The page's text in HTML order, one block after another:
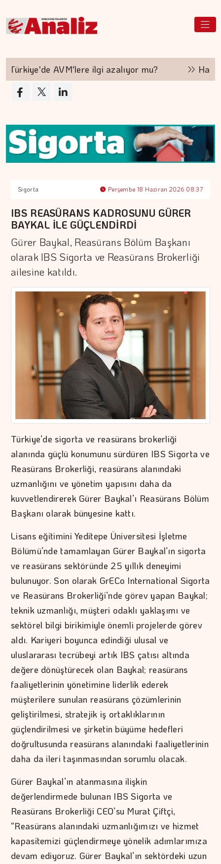
AVM'lere ilgi azalıyor mu? Hakan
Sigorta Perşembe 18 Haziran 2026 08:37
IBS REASÜRANS KADROSUNU GÜRER
BAYKAL İLE GÜÇLENDİRDİ
Gürer Baykal, Reasürans Bölüm Başkanı
olarak IBS Sigorta ve Reasürans Brokerliği
ailesine katıldı.
Türkiye’de sigorta ve reasürans brokerliği
alanında güçlü konumunu sürdüren IBS Sigorta ve
Reasürans Brokerliği, reasürans alanındaki
uzmanlığını ve yönetim yapısını daha da
kuvvetlendirerek Gürer Baykal’ı Reasürans Bölüm
Başkanı olarak bünyesine kattı.
Lisans eğitimini Yeditepe Üniversitesi İşletme
Bölümü’nde tamamlayan Gürer Baykal’ın sigorta
ve reasürans sektöründe 25 yıllık deneyimi
bulunuyor. Son olarak GrECo International Sigorta
ve Reasürans Brokerliği’nde görev yapan Baykal;
teknik uzmanlığı, müşteri odaklı yaklaşımı ve
sektörel bilgi birikimiyle önemli projelerde görev
aldı. Kariyeri boyunca edindiği ulusal ve
uluslararası tecrübeyi artık IBS çatısı altında
değere dönüştürecek olan Baykal; reasürans
faaliyetlerinin yönetimine liderlik ederek
müşterilere sunulan reasürans çözümlerinin
geliştirilmesi, stratejik iş ortaklıklarının
güçlendirilmesi ve şirketin büyüme hedefleri
doğrultusunda reasürans alanındaki faaliyetlerinin
daha da ileri taşınmasından sorumlu olacak.
Gürer Baykal’ın atanmasına ilişkin
değerlendirmede bulunan IBS Sigorta ve
Reasürans Brokerliği CEO’su Murat Çiftçi,
“Reasürans alanındaki uzmanlığımızı ve hizmet
kapasitemizi güçlendirmeye yönelik adımlarımıza
devam ediyoruz. Gürer Baykal’ın sektördeki uzun